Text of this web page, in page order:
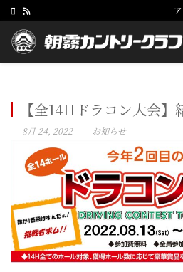
【全14Hドラコン大会】
8月 24, 2022 お知らせ